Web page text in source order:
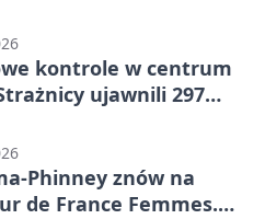
kontrole w centrum
ujawnili 297
Phinney znów na
de France Femmes.